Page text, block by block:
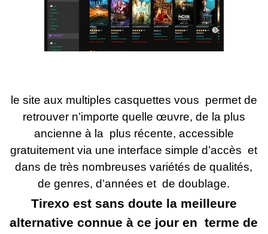
le site aux multiples casquettes vous permet de
retrouver n’importe quelle œuvre, de la plus
ancienne à la plus récente, accessible
gratuitement via une interface simple d’accès et
dans de très nombreuses variétés de qualités,
de genres, d’années et de doublage.
Tirexo est sans doute la meilleure
alternative connue à ce jour en terme de